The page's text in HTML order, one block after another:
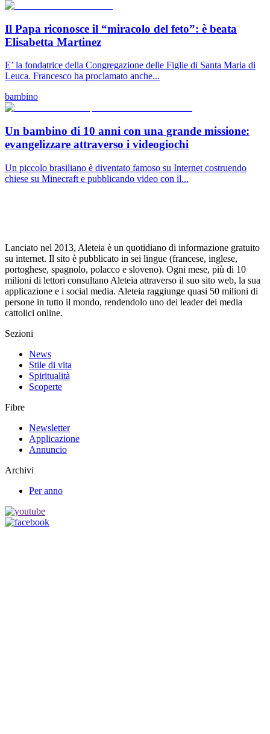
Il Papa riconosce il “miracolo del feto”: è beata
Elisabetta Martinez
E’ la fondatrice della Congregazione delle Figlie di Santa Maria di
Leuca. Francesco ha proclamato anche...
bambino
Un bambino di 10 anni con una grande missione:
evangelizzare attraverso i videogiochi
Un piccolo brasiliano è diventato famoso su Internet costruendo
chiese su Minecraft e pubblicando video con il...
Lanciato nel 2013, Aleteia è un quotidiano di informazione gratuito
su internet. Il sito è pubblicato in sei lingue (francese, inglese,
portoghese, spagnolo, polacco e sloveno). Ogni mese, più di 10
milioni di lettori consultano Aleteia attraverso il suo sito web, la sua
applicazione e i social media. Aleteia raggiunge quasi 50 milioni di
persone in tutto il mondo, rendendolo uno dei leader dei media
cattolici online.
Sezioni
News
Stile di vita
Spiritualità
Scoperte
Fibre
Newsletter
Applicazione
Annuncio
Archivi
Per anno